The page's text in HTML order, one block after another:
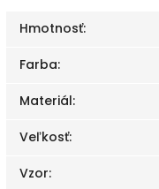
Hmotnosť:
Farba:
Materiál:
Veľkosť:
Vzor: